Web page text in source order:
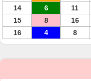
14
6 11
15
8 16
16
4 8